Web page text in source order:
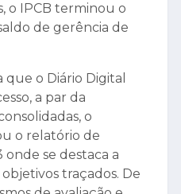
o IPCB terminou o
de gerência de
o Diário Digital
a par da
o
o relatório de
se destaca a
traçados. De